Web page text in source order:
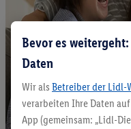
Bevor es
Daten
Wir als Betreiber der Lidl-
verarbeiten Ihre Daten
App (gemeinsam: „Lidl-